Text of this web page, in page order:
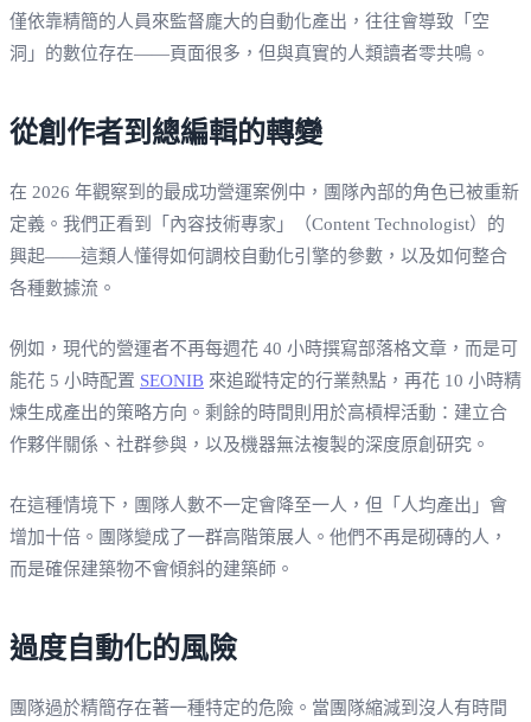
僅依靠精簡的人員來監督龐大的自動化產出，往往會導致「空
洞」的數位存在——頁面很多，但與真實的人類讀者零共鳴。
從創作者到總編輯的轉變
在 2026 年觀察到的最成功營運案例中，團隊內部的角色已被重新
定義。我們正看到「內容技術專家」（Content Technologist）的
興起——這類人懂得如何調校自動化引擎的參數，以及如何整合
各種數據流。
例如，現代的營運者不再每週花 40 小時撰寫部落格文章，而是可
能花 5 小時配置 SEONIB 來追蹤特定的行業熱點，再花 10 小時精
煉生成產出的策略方向。剩餘的時間則用於高槓桿活動：建立合
作夥伴關係、社群參與，以及機器無法複製的深度原創研究。
在這種情境下，團隊人數不一定會降至一人，但「人均產出」會
增加十倍。團隊變成了一群高階策展人。他們不再是砌磚的人，
而是確保建築物不會傾斜的建築師。
過度自動化的風險
團隊過於精簡存在著一種特定的危險。當團隊縮減到沒人有時間